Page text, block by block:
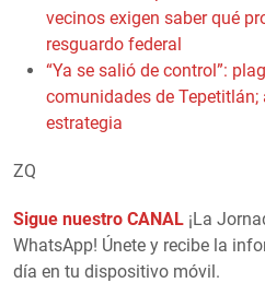
vecinos exigen saber qué
resguardo federal
“Ya se salió de control”:
comunidades de
estrategia
ZQ
Sigue nuestro CANAL ¡La
WhatsApp! Únete y recibe la
día en tu dispositivo móvil.